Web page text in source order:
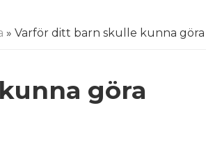
» Varför ditt barn skulle kunna
göra